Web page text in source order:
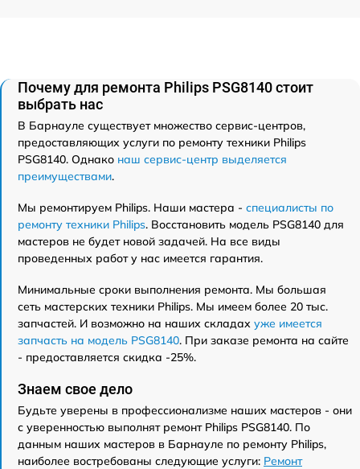
Почему для ремонта Philips PSG8140 стоит
выбрать нас
В Барнауле существует множество сервис-центров,
предоставляющих услуги по ремонту техники Philips
PSG8140. Однако наш сервис-центр выделяется
преимуществами.
Мы ремонтируем Philips. Наши мастера - специалисты по
ремонту техники Philips. Восстановить модель PSG8140 для
мастеров не будет новой задачей. На все виды
проведенных работ у нас имеется гарантия.
Минимальные сроки выполнения ремонта. Мы большая
сеть мастерских техники Philips. Мы имеем более 20 тыс.
запчастей. И возможно на наших складах уже имеется
запчасть на модель PSG8140. При заказе ремонта на сайте
- предоставляется скидка -25%.
Знаем свое дело
Будьте уверены в профессионализме наших мастеров - они
с уверенностью выполнят ремонт Philips PSG8140. По
данным наших мастеров в Барнауле по ремонту Philips,
наиболее востребованы следующие услуги: Ремонт